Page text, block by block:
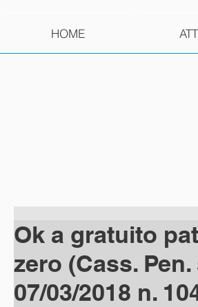
HOME
Ok a gratuito
zero (Cass.
07/03/2018 n.